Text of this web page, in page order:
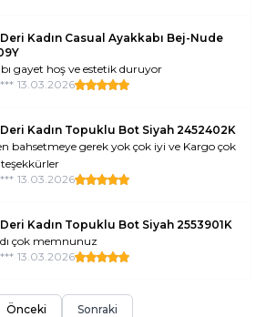
Kadın Casual Ayakkabı Bej-Nude
gayet hoş ve estetik duruyor
13.03.2026
Kadın Topuklu Bot Siyah 2452402K
bahsetmeye gerek yok çok iyi ve Kargo çok
teşekkürler
13.03.2026
Kadın Topuklu Bot Siyah 2553901K
çok memnunuz
13.03.2026
Önceki Sonraki